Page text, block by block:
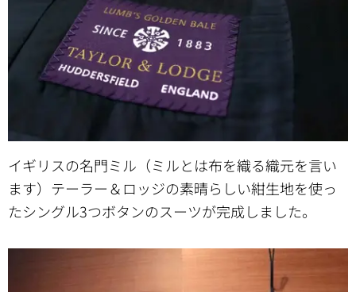
イギリスの名門ミル（ミルとは布を織る織元を言い
ます）テーラー＆ロッジの素晴らしい紺生地を使っ
たシングル3つボタンのスーツが完成しました。